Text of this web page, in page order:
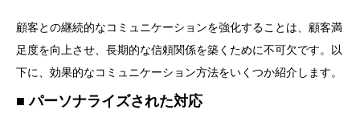
顧客との継続的なコミュニケーションを強化することは、顧客満
足度を向上させ、長期的な信頼関係を築くために不可欠です。以
下に、効果的なコミュニケーション方法をいくつか紹介します。
パーソナライズされた対応